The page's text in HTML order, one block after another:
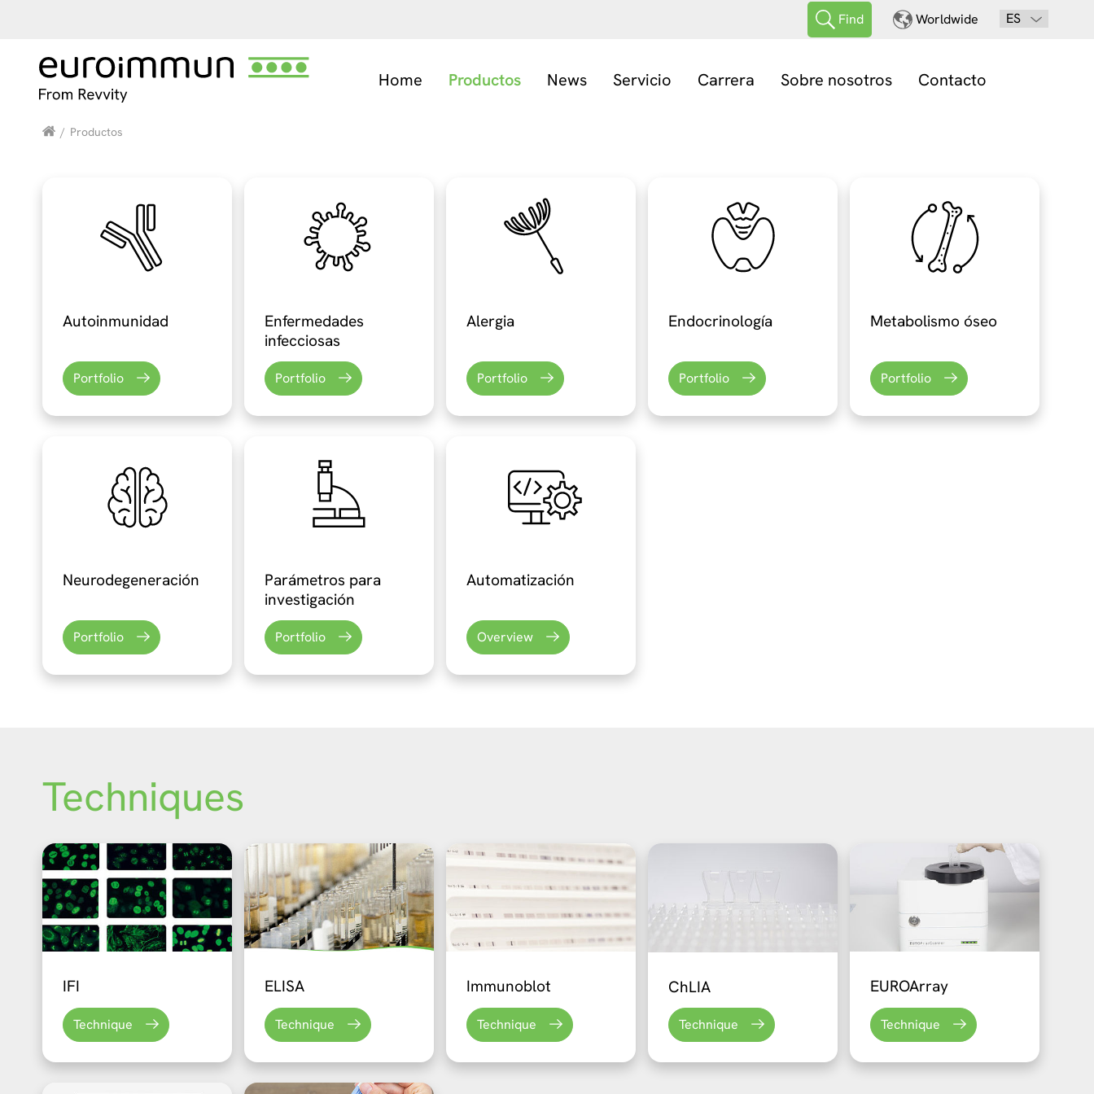
Find Worldwide ES
Home Productos News Servicio Carrera Sobre nosotros Contacto
/ Productos
Autoinmunidad
Portfolio
Enfermedades
infecciosas
Portfolio
Alergia
Portfolio
Endocrinología
Portfolio
Metabolismo óseo
Portfolio
Neurodegeneración
Portfolio
Parámetros para
investigación
Portfolio
Automatización
Overview
Techniques
IFI
Technique
ELISA
Technique
Immunoblot
Technique
ChLIA
Technique
EUROArray
Technique